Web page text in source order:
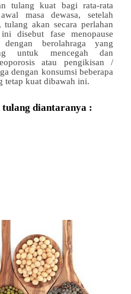
tulang kuat bagi rata-rata
masa dewasa, setelah
akan secara perlahan
disebut fase menopause
berolahraga yang
untuk mencegah dan
atau pengikisan /
dengan konsumsi beberapa
tetap kuat dibawah ini.
tulang diantaranya :